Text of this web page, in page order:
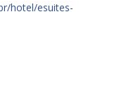
hotel/esuites-